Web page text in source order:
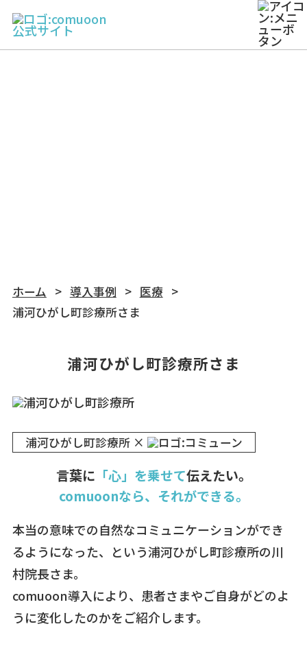
ホーム 導入事例
医療
浦河ひがし町診療所さま
浦河ひがし町診療所さま
浦河ひがし町診療所 ×
言葉に 「心」を乗せて伝えたい。
comuoonなら、それができる。
本当の意味での自然なコミュニケーションができ
るようになった、という浦河ひがし町診療所の川
村院長さま。
comuoon導入により、患者さまやご自身がどのよ
うに変化したのかをご紹介します。